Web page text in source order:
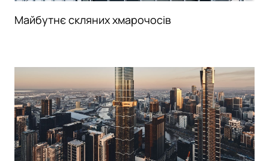
Майбутнє скляних хмарочосів